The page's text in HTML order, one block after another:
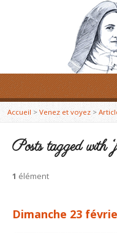
Accueil> Venez et voyez >
Posts tagged with
1 élément
Dimanche 23